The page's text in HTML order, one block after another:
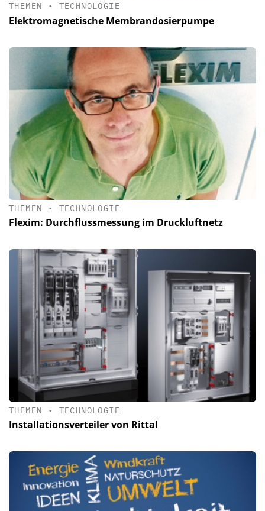
THEMEN • TECHNOLOGIE
Elektromagnetische Membrandosierpumpe
THEMEN • TECHNOLOGIE
Flexim: Durchflussmessung im Druckluftnetz
THEMEN • TECHNOLOGIE
Installationsverteiler von Rittal